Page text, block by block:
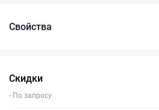
Свойства
Скидки
- По запросу